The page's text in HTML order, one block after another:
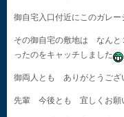
御自宅入口付近にこのガレ
その御自宅の敷地は なんと
ったのをキャッチしました
御両人とも ありがとうござ
先輩 今後とも 宜しくお願